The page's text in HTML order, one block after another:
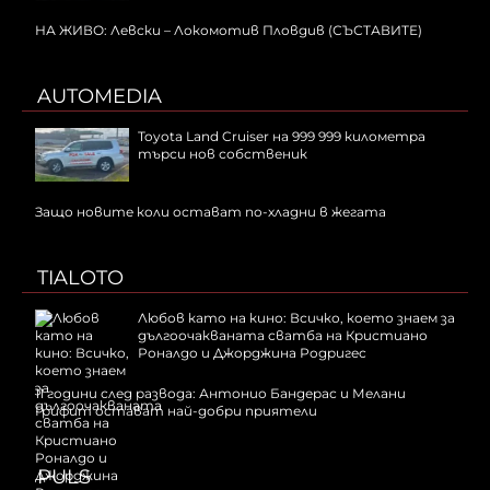
НА ЖИВО: Левски – Локомотив Пловдив (СЪСТАВИТЕ)
AUTOMEDIA
Toyota Land Cruiser на 999 999 километра
търси нов собственик
Защо новите коли остават по-хладни в жегата
TIALOTO
Любов като на кино: Всичко, което знаем за
дългоочакваната сватба на Кристиано
Роналдо и Джорджина Родригес
11 години след развода: Антонио Бандерас и Мелани
Грифит остават най-добри приятели
PULS